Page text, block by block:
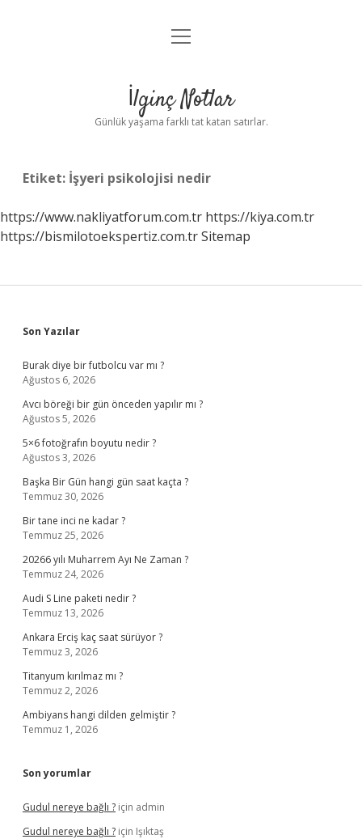
Anasayfa
Yasal Uyarı
menüyü
İlginç Notlar
Günlük yaşama farklı tat katan satırlar.
Etiket: İşyeri psikolojisi nedir
https://www.nakliyatforum.com.tr https://kiya.com.tr
https://bismilotoekspertiz.com.trSitemap
Sidebar
Son Yazılar
Burak diye bir futbolcu var mı ?
Ağustos 6, 2026
Avcı böreği bir gün önceden yapılır mı ?
Ağustos 5, 2026
5×6 fotoğrafın boyutu nedir ?
Ağustos 3, 2026
Başka Bir Gün hangi gün saat kaçta ?
Temmuz 30, 2026
Bir tane inci ne kadar ?
Temmuz 25, 2026
20266 yılı Muharrem Ayı Ne Zaman ?
Temmuz 24, 2026
Audi S Line paketi nedir ?
Temmuz 13, 2026
Ankara Erciş kaç saat sürüyor ?
Temmuz 3, 2026
Titanyum kırılmaz mı ?
Temmuz 2, 2026
Ambiyans hangi dilden gelmiştir ?
Temmuz 1, 2026
Son yorumlar
Gudul nereye bağlı ? için admin
Gudul nereye bağlı ? için Işıktaş